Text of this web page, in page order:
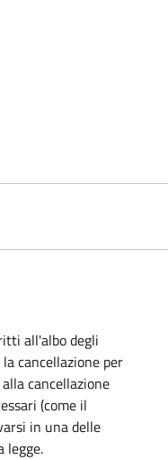
all'albo degli
cancellazione per
cancellazione
(come il
in una delle
legge.